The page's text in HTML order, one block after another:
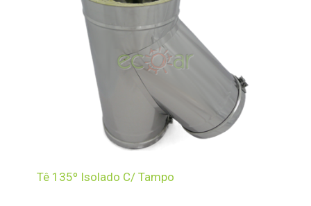
Tê 135º Isolado C/ Tampo